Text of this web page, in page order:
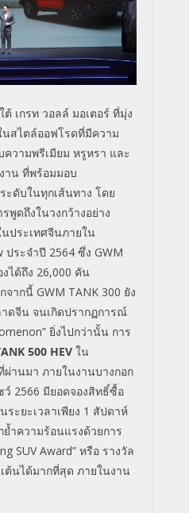
เกรท วอลล์ มอเตอร์ ที่มุ่ง
สไตล์ออฟโรดที่มีความ
วามพรีเมียม หรูหรา และ
าน ที่พร้อมมอบ
ดับในทุกเส้นทาง โดย
พูดถึงในวงกว้างอย่าง
ประเทศจีนภายใน
ประจำปี 2564 ซึ่ง GWM
ได้ถึง 26,000 คัน
จากนี้ GWM TANK 300 ยัง
ดจีน จนเกิดปรากฏการณ์
ยิ่งไปกว่านั้น การ
500 HEV ใน
ผ่านมา ภายในงานบางกอก
ว์ 2566 มียอดจองสิทธิ์ซื้อ
ระยะเวลาเพียง 1 สัปดาห์
ำความร้อนแรงด้วยการ
SUV Award” หรือ รางวัล
ต้นได้มากที่สุด ภายในงาน